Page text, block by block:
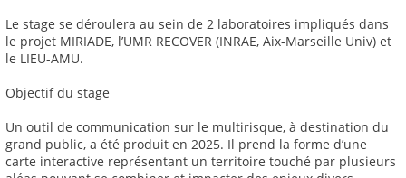
Le stage se déroulera au sein de 2 laboratoires impliqués dans
le projet MIRIADE, l’UMR RECOVER (INRAE, Aix-Marseille Univ) et
le LIEU-AMU.
Objectif du stage
Un outil de communication sur le multirisque, à destination du
grand public, a été produit en 2025. Il prend la forme d’une
carte interactive représentant un territoire touché par plusieurs